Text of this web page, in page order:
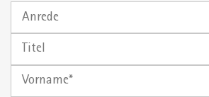
Anrede
Titel
Vorname